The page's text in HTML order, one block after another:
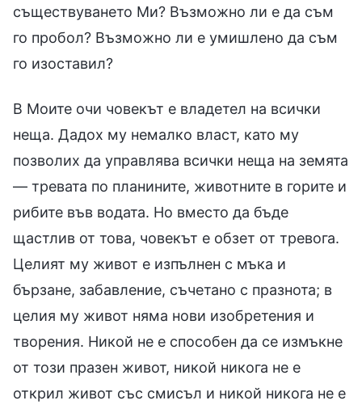
съществуването Ми? Възможно ли е да съм
го пробол? Възможно ли е умишлено да съм
го изоставил?
В Моите очи човекът е владетел на всички
неща. Дадох му немалко власт, като му
позволих да управлява всички неща на земята
— тревата по планините, животните в горите и
рибите във водата. Но вместо да бъде
щастлив от това, човекът е обзет от тревога.
Целият му живот е изпълнен с мъка и
бързане, забавление, съчетано с празнота; в
целия му живот няма нови изобретения и
творения. Никой не е способен да се измъкне
от този празен живот, никой никога не е
открил живот със смисъл и никой никога не е